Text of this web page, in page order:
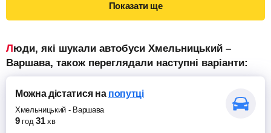
Показати ще
Люди, які шукали автобуси Хмельницький –
Варшава, також переглядали наступні варіанти:
Можна дістатисяна попутці
Хмельницький - Варшава
9 год 31 хв